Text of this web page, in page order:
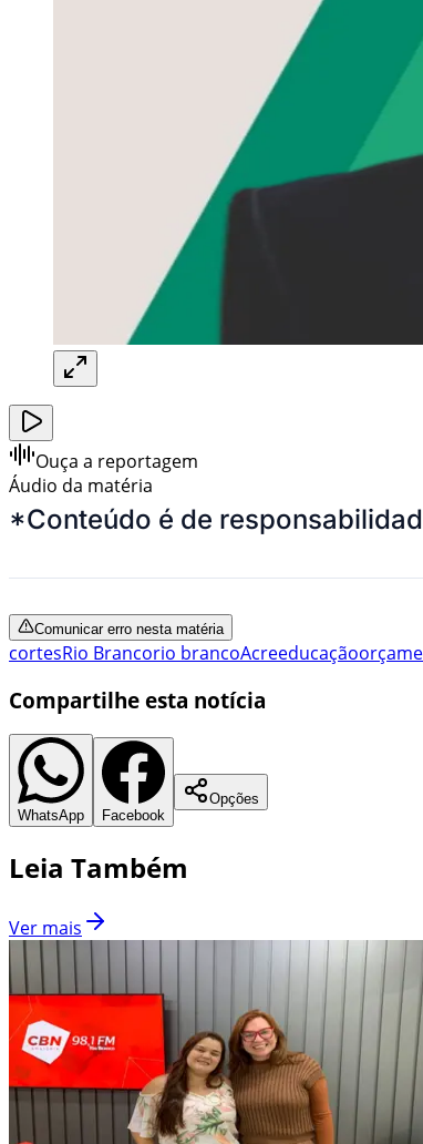
Ouça a reportagem
Áudio da matéria
*Conteúdo é de
Comunicar erro nesta matéria
cortesRio Brancorio brancoAcreeducação
Compartilhe esta notícia
WhatsApp Facebook
Opções
Leia Também
Ver mais